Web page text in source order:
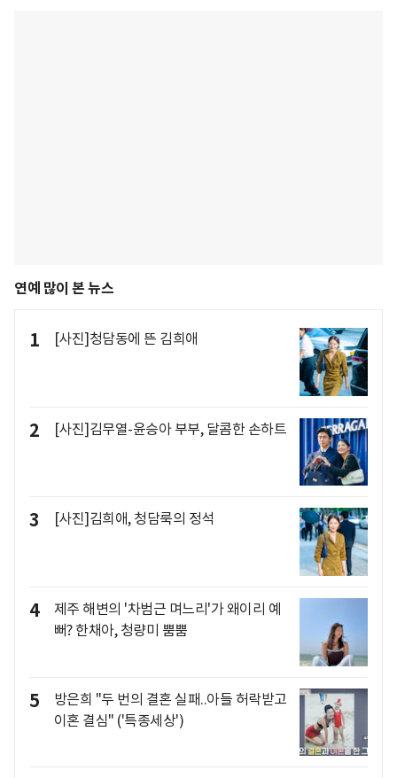
연예 많이 본 뉴스
1 [사진]청담동에 뜬 김희애
2 [사진]김무열-윤승아 부부, 달콤한 손하트
3 [사진]김희애, 청담룩의 정석
4
제주 해변의 '차범근 며느리'가 왜이리 예
뻐? 한채아, 청량미 뿜뿜
5
방은희 "두 번의 결혼 실패..아들 허락받고
이혼 결심" ('특종세상')